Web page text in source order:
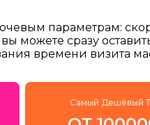
параметрам:
можете сразу
времени визита
Самый Дешёвый